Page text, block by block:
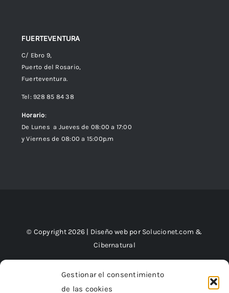
Gestionar el consentimiento
de las cookies
FUERTEVENTURA
C/ Ebro 9,
Puerto del Rosario,
Fuerteventura.
Tel: 928 85 84 38
Horario:
De Lunes a Jueves de 08:00 a 17:00
y Viernes de 08:00 a 15:00p.m
© Copyright 2026 | Diseño web por Solucionet.com &
Cibernatural